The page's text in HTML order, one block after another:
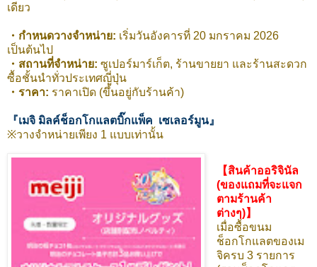
เดียว
・กำหนดวางจำหน่าย: เริ่มวันอังคารที่ 20 มกราคม 2026
เป็นต้นไป
・สถานที่จำหน่าย: ซูเปอร์มาร์เก็ต, ร้านขายยา และร้านสะดวก
ซื้อชั้นนำทั่วประเทศญี่ปุ่น
・ราคา: ราคาเปิด (ขึ้นอยู่กับร้านค้า)
『เมจิ มิลค์ช็อกโกแลตบิ๊กแพ็ค เซเลอร์มูน』
※วางจำหน่ายเพียง 1 แบบเท่านั้น
【สินค้าออริจินัล
(ของแถมที่จะแจก
ตามร้านค้า
ต่างๆ)】
เมื่อซื้อขนม
ช็อกโกแลตของเม
จิครบ 3 รายการ